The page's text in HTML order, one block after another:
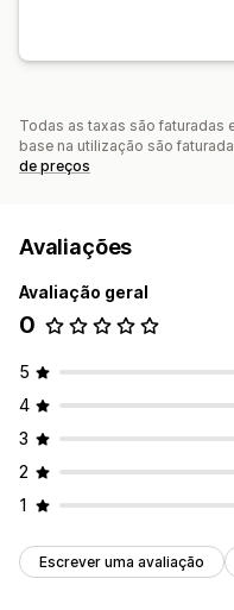
Todas as taxas são faturadas
base na utilização são
de preços
Avaliações
Avaliação geral
0
5
4
3
2
1
Escrever uma avaliação